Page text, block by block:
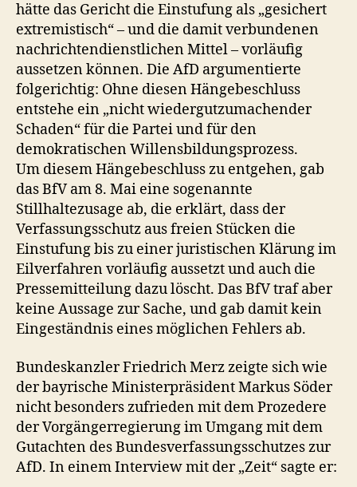
hätte das Gericht die Einstufung als „gesichert
extremistisch“ – und die damit verbundenen
nachrichtendienstlichen Mittel – vorläufig
aussetzen können. Die AfD argumentierte
folgerichtig: Ohne diesen Hängebeschluss
entstehe ein „nicht wiedergutzumachender
Schaden“ für die Partei und für den
demokratischen Willensbildungsprozess.
Um diesem Hängebeschluss zu entgehen, gab
das BfV am 8. Mai eine sogenannte
Stillhaltezusage ab, die erklärt, dass der
Verfassungsschutz aus freien Stücken die
Einstufung bis zu einer juristischen Klärung im
Eilverfahren vorläufig aussetzt und auch die
Pressemitteilung dazu löscht. Das BfV traf aber
keine Aussage zur Sache, und gab damit kein
Eingeständnis eines möglichen Fehlers ab.
Bundeskanzler Friedrich Merz zeigte sich wie
der bayrische Ministerpräsident Markus Söder
nicht besonders zufrieden mit dem Prozedere
der Vorgängerregierung im Umgang mit dem
Gutachten des Bundesverfassungsschutzes zur
AfD. In einem Interview mit der „Zeit“ sagte er: